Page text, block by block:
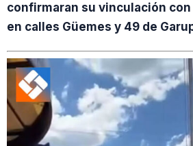
confirmaran su vinculación
en calles Güemes y 49 de